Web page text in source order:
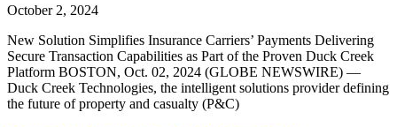
October 2, 2024
New Solution Simplifies Insurance Carriers’ Payments Delivering
Secure Transaction Capabilities as Part of the Proven Duck Creek
Platform BOSTON, Oct. 02, 2024 (GLOBE NEWSWIRE) —
Duck Creek Technologies, the intelligent solutions provider defining
the future of property and casualty (P&C)